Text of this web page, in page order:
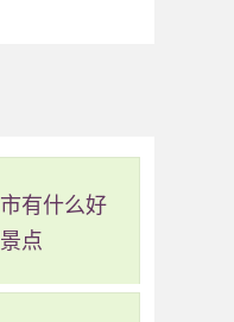
有什么好
点